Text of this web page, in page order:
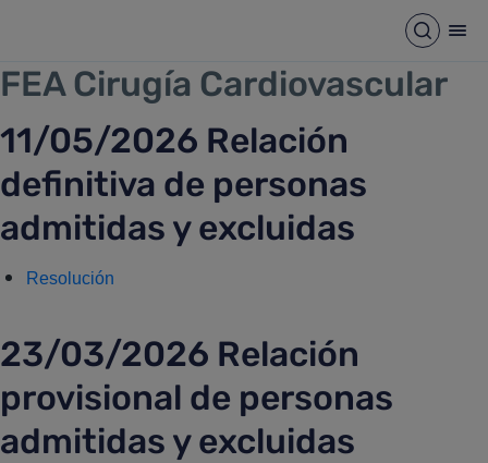
FEA CIRUGIA Abrir
FEA Cirugía Cardiovascular
11/05/2026 Relación
definitiva de personas
admitidas y excluidas
Resolución
23/03/2026 Relación
provisional de personas
admitidas y excluidas